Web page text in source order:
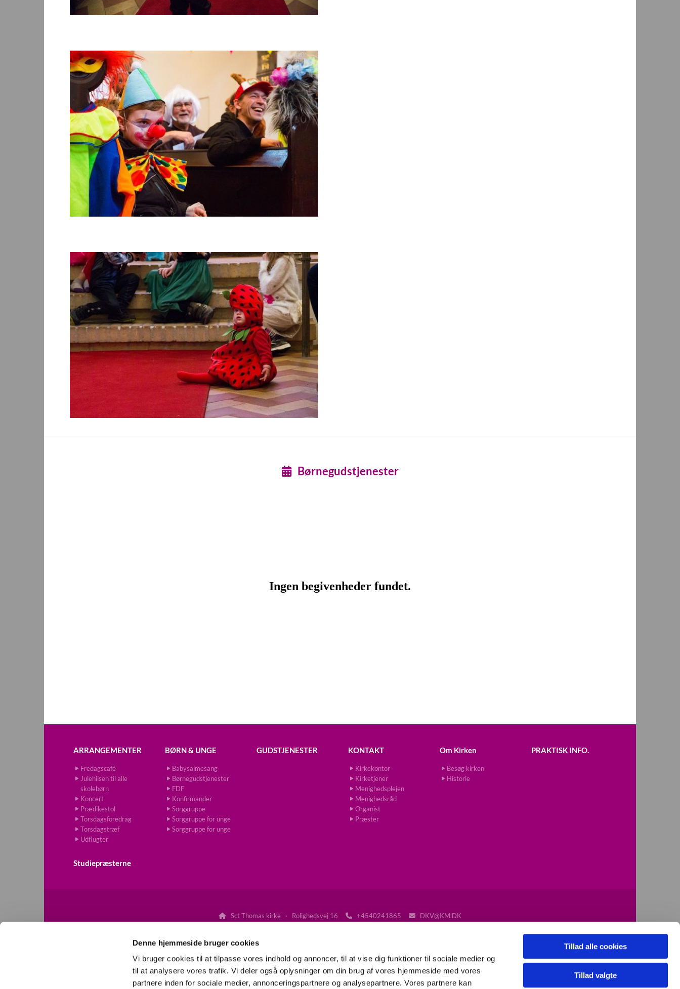
Denne hjemmeside bruger cookies
Vi bruger cookies til at tilpasse vores indhold og annoncer, til at vise dig funktioner til sociale medier og
til at analysere vores trafik. Vi deler også oplysninger om din brug af vores hjemmeside med vores
partnere inden for sociale medier, annonceringspartnere og analysepartnere. Vores partnere kan
Tillad alle cookies
Tillad valgte
Børnegudstjenester
ARRANGEMENTER
Fredagscafé
Julehilsen til alle
skolebørn
Koncert
Prædikestol
Torsdagsforedrag
Torsdagstræf
Udflugter
BØRN & UNGE
Babysalmesang
Børnegudstjenester
FDF
Konfirmander
Sorggruppe
Sorggruppe for unge
Sorggruppe for unge
GUDSTJENESTER KONTAKT
Kirkekontor
Kirketjener
Menighedsplejen
Menighedsråd
Organist
Præster
Om Kirken
Besøg kirken
Historie
PRAKTISK INFO.
Studiepræsterne
 Sct Thomas kirke · Rolighedsvej 16  +4540241865 
DKV@KM.DK
Gå til Folkekirken på Frederiksberg